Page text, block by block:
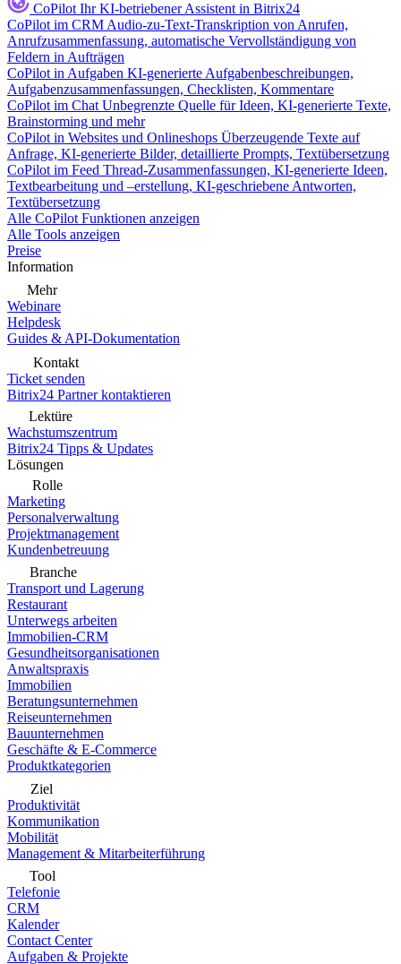
CoPilot Ihr KI-betriebener Assistent in Bitrix24
CoPilot im CRM Audio-zu-Text-Transkription von Anrufen,
Anrufzusammenfassung, automatische Vervollständigung von
Feldern in Aufträgen
CoPilot in Aufgaben KI-generierte Aufgabenbeschreibungen,
Aufgabenzusammenfassungen, Checklisten, Kommentare
CoPilot im Chat Unbegrenzte Quelle für Ideen, KI-generierte Texte,
Brainstorming und mehr
CoPilot in Websites und Onlineshops Überzeugende Texte auf
Anfrage, KI-generierte Bilder, detaillierte Prompts, Textübersetzung
CoPilot im Feed Thread-Zusammenfassungen, KI-generierte Ideen,
Textbearbeitung und –erstellung, KI-geschriebene Antworten,
Textübersetzung
Alle CoPilot Funktionen anzeigen
Alle Tools anzeigen
Preise
Information
Mehr
Webinare
Helpdesk
Guides & API-Dokumentation
Kontakt
Ticket senden
Bitrix24 Partner kontaktieren
Lektüre
Wachstumszentrum
Bitrix24 Tipps & Updates
Lösungen
Rolle
Marketing
Personalverwaltung
Projektmanagement
Kundenbetreuung
Branche
Transport und Lagerung
Restaurant
Unterwegs arbeiten
Immobilien-CRM
Gesundheitsorganisationen
Anwaltspraxis
Immobilien
Beratungsunternehmen
Reiseunternehmen
Bauunternehmen
Geschäfte & E-Commerce
Produktkategorien
Ziel
Produktivität
Kommunikation
Mobilität
Management & Mitarbeiterführung
Tool
Telefonie
CRM
Kalender
Contact Center
Aufgaben & Projekte